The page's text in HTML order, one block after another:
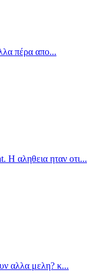
πέρα απο...
Η αληθεια ηταν οτι...
αλλα μελη? κ...